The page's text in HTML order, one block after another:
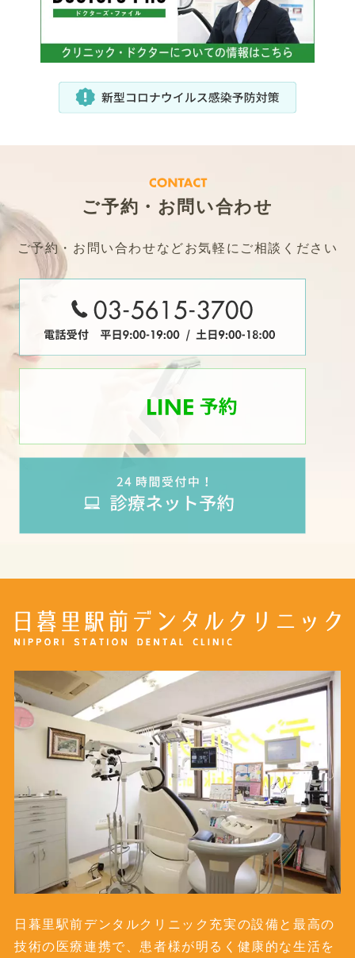
ご予約・お問い合わせ
ご予約・お問い合わせなどお気軽にご相談ください
日暮里駅前デンタルクリニック充実の設備と最高の
技術の医療連携で、患者様が明るく健康的な生活を